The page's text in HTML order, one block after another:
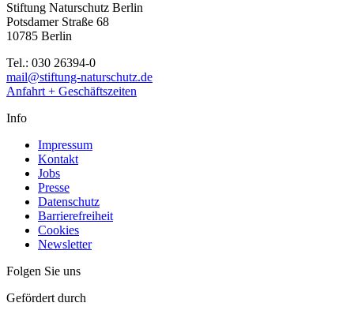
Stiftung Naturschutz Berlin
Potsdamer Straße 68
10785 Berlin
Tel.: 030 26394-0
mail@stiftung-naturschutz.de
Anfahrt + Geschäftszeiten
Info
Impressum
Kontakt
Jobs
Presse
Datenschutz
Barrierefreiheit
Cookies
Newsletter
Folgen Sie uns
Gefördert durch